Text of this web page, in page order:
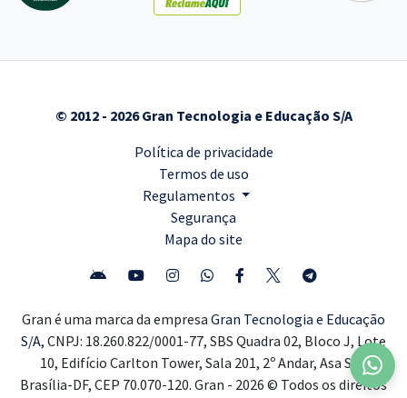
© 2012 - 2026 Gran Tecnologia e Educação S/A
Política de privacidade
Termos de uso
Regulamentos
Segurança
Mapa do site
Gran é uma marca da empresa Gran Tecnologia e Educação
S/A, CNPJ: 18.260.822/0001-77, SBS Quadra 02, Bloco J, Lote
10, Edifício Carlton Tower, Sala 201, 2º Andar, Asa Sul,
Brasília-DF, CEP 70.070-120. Gran - 2026 © Todos os direitos